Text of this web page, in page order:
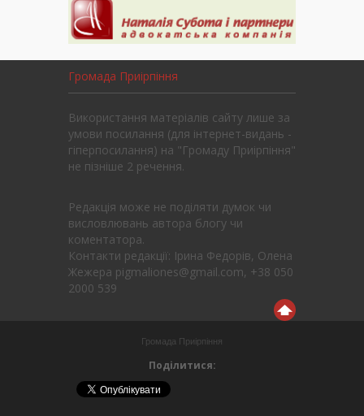
Громада Приірпіння
Використання матеріалів сайту лише за
умови посилання (для інтернет-видань -
гіперпосилання) на "Громаду Приірпіння"
не пізніше 2 речення.
Редакція може не поділяти думок чи
висловлювань автора блогу чи
коментатора.
Контакти редакції: Ірина Федорів, Олена
Жежера pigmaliones@gmail.com, +38 050
2000 539
Громада Приірпіння
Поділитися: